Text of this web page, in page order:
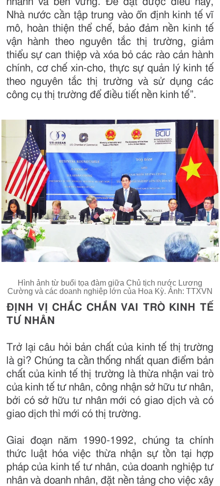
Nhà nước cần tập trung vào ổn định kinh tế vĩ
mô, hoàn thiện thể chế, bảo đảm nền kinh tế
vận hành theo nguyên tắc thị trường, giảm
thiểu sự can thiệp và xóa bỏ các rào cản hành
chính, cơ chế xin-cho, thực sự quản lý kinh tế
theo nguyên tắc thị trường và sử dụng các
công cụ thị trường để điều tiết nền kinh tế”.
Hình ảnh từ buổi tọa đàm giữa Chủ tịch nước Lương
Cường và các doanh nghiệp lớn của Hoa Kỳ. Ảnh: TTXVN
ĐỊNH VỊ CHẮC CHẮN VAI TRÒ KINH TẾ
TƯ NHÂN
Trở lại câu hỏi bản chất của kinh tế thị trường
là gì? Chúng ta cần thống nhất quan điểm bản
chất của kinh tế thị trường là thừa nhận vai trò
của kinh tế tư nhân, công nhận sở hữu tư nhân,
bởi có sở hữu tư nhân mới có giao dịch và có
giao dịch thì mới có thị trường.
Giai đoạn năm 1990-1992, chúng ta chính
thức luật hóa việc thừa nhận sự tồn tại hợp
pháp của kinh tế tư nhân, của doanh nghiệp tư
nhân và doanh nhân, đặt nền tảng cho việc xây